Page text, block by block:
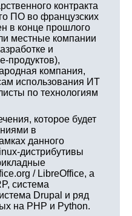
контракта
ПО во французских
в конце прошлого
местные компании
и
продуктов),
компания,
использования ИТ
по технологиям
которое будет
в
данного
дистрибутивы
/ LibreOffice, а
система
Drupal и ряд
на PHP и Python.